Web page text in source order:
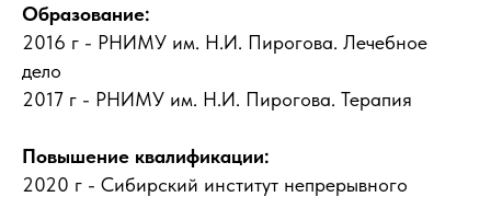
Образование:
2016 г - РНИМУ им. Н.И. Пирогова. Лечебное
дело
2017 г - РНИМУ им. Н.И. Пирогова. Терапия
Повышение квалификации:
2020 г - Сибирский институт непрерывного